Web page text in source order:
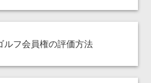
ルフ会員権の評価方法